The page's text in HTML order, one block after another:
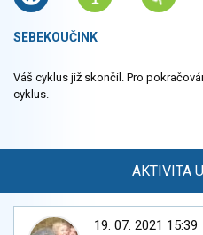
SEBEKOUČINK
Váš cyklus již skončil. Pro
cyklus.
AKTIVITA
19. 07. 2021 15:39